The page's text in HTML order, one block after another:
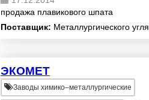
продажа плавикового шпата
Поставщик: Металлургического угля.
ЭКОМЕТ
Заводы химико–металлургические